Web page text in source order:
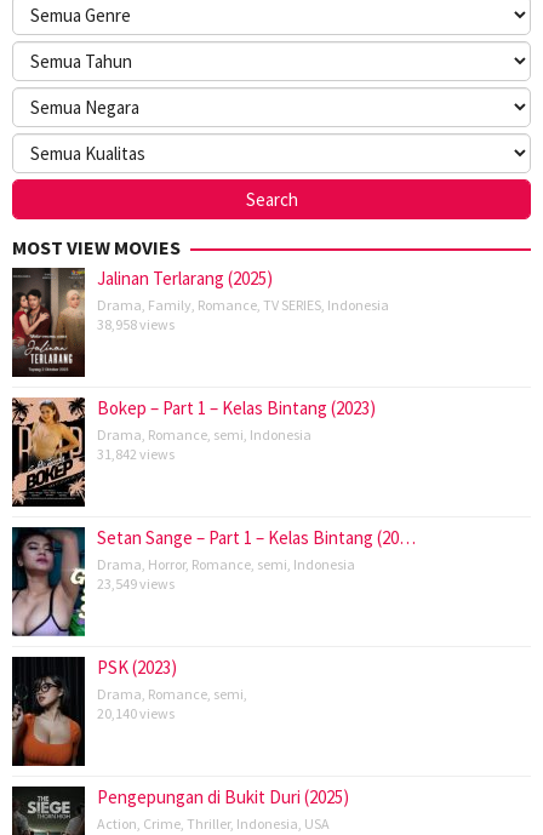
MOST VIEW MOVIES
Jalinan Terlarang (2025)
Drama Family Romance TV SERIES Indonesia
38,958 views
Bokep – Part 1 – Kelas Bintang (2023)
Drama Romance semi Indonesia
31,842 views
Setan Sange – Part 1 – Kelas Bintang (20…
Drama Horror, Romance semi Indonesia
23,549 views
PSK (2023)
Drama Romance semi
20,140 views
Pengepungan di Bukit Duri (2025)
Action Crime Thriller, Indonesia USA